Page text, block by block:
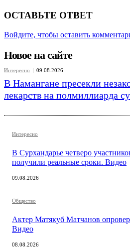
ОСТАВЬТЕ ОТВЕТ
Войдите, чтобы оставить
Новое на сайте
Интересно 09.08.2026
В Намангане пресекли
лекарств на полмиллиарда
Интересно
В Сурхандарье четверо
получили реальные сроки. Видео
09.08.2026
Общество
Актер Матякуб Матчанов
Видео
08.08.2026